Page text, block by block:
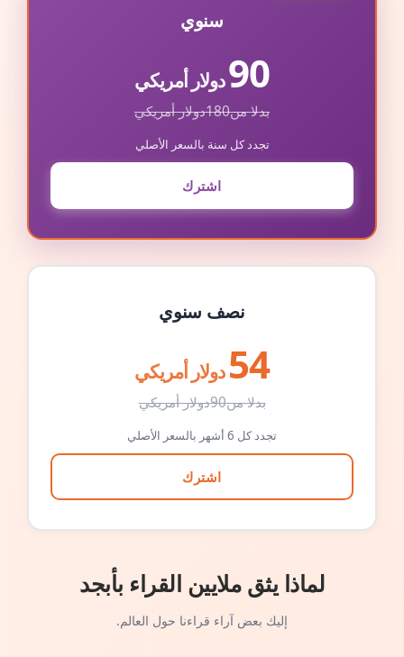
سنوي
90دولار أمريكي
بدلا من180دولار أمريكي
تجدد كل سنة بالسعر الأصلي
اشترك
نصف سنوي
54 دولار أمريكي
بدلا من90دولار أمريكي
تجدد كل 6 أشهر بالسعر الأصلي
اشترك
لماذا يثق ملايين القراء بأبجد
إليك بعض آراء قراءنا حول العالم.